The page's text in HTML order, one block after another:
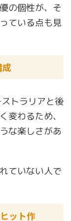
の個性が、そ
ている点も見
トラリアと後
変わるため、
な楽しさがあ
ていない人で
ット作